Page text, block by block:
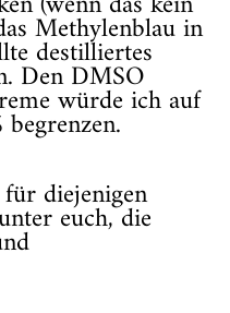
Methylenblau in
destilliertes
Den DMSO
würde ich auf
diejenigen
euch, die